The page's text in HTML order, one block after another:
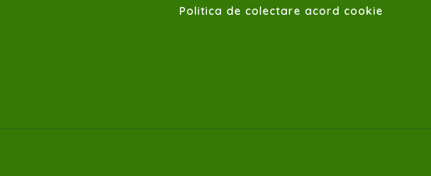
Politica de colectare acord cookie